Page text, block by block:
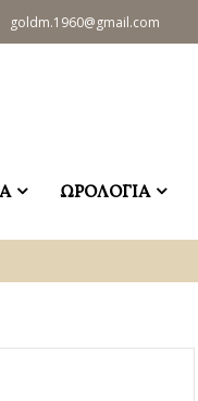
goldm.1960@gmail.com
ΩΡΟΛΟΓΙΑ